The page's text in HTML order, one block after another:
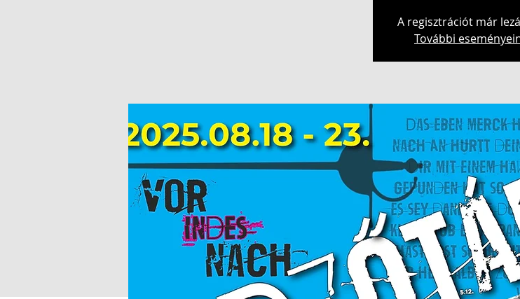
A regisztrációt már
További